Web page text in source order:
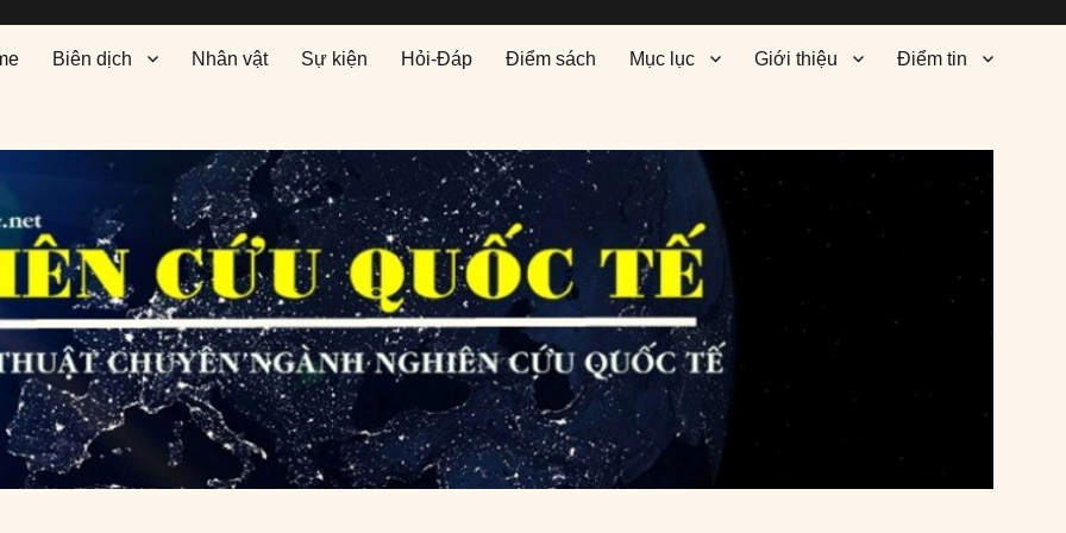
Biên dịch Nhân vật Sự kiện Hỏi-Đáp Điểm sách Mục lục Giới thiệu Điểm tin